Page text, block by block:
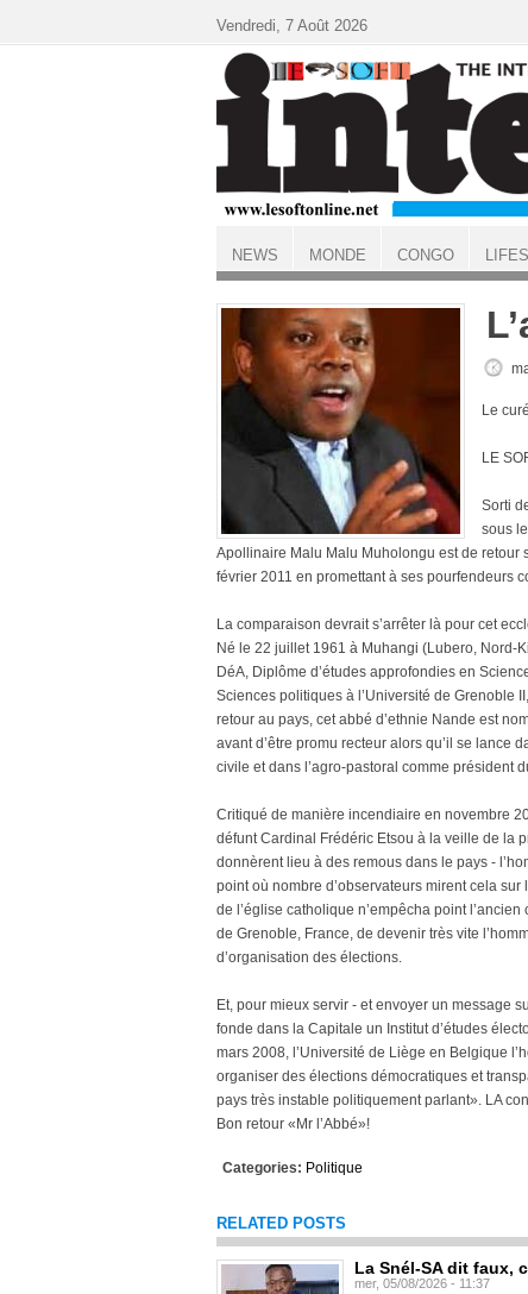
ACCUEIL
Le
LE
Sorti
sous
Apollinaire Malu Malu Muholongu est de retour
février 2011 en promettant à ses pourfendeurs
La comparaison devrait s’arrêter là pour cet
Né le 22 juillet 1961 à Muhangi (Lubero, Nord-
DéA, Diplôme d’études approfondies en
Sciences politiques à l’Université de Grenoble
retour au pays, cet abbé d’ethnie Nande est
avant d’être promu recteur alors qu’il se lance
civile et dans l’agro-pastoral comme président
Critiqué de manière incendiaire en novembre
défunt Cardinal Frédéric Etsou à la veille de la
donnèrent lieu à des remous dans le pays -
point où nombre d’observateurs mirent cela
de l’église catholique n’empêcha point
de Grenoble, France, de devenir très vite
d’organisation des élections.
Et, pour mieux servir - et envoyer un message
fonde dans la Capitale un Institut d’études
mars 2008, l’Université de Liège en Belgique
organiser des élections démocratiques et
pays très instable politiquement parlant». LA
Bon retour «Mr l’Abbé»!
Categories: Politique
RELATED POSTS
La Snél-SA dit faux,
mer, 05/08/2026 - 11:37
Vendredi, 7 Août 2026
NEWS MONDE CONGO